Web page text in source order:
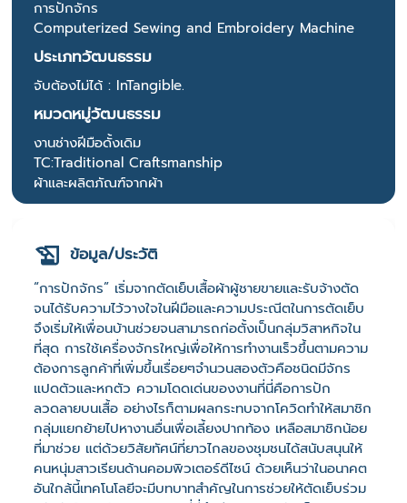
การปักจักร
Computerized Sewing and Embroidery Machine
ประเภทวัฒนธรรม
จับต้องไม่ได้ : InTangible.
หมวดหมู่วัฒนธรรม
งานช่างฝีมือดั้งเดิม
TC:Traditional Craftsmanship
ผ้าและผลิตภัณฑ์จากผ้า
ข้อมูล/ประวัติ
“การปักจักร” เริ่มจากตัดเย็บเสื้อผ้าผู้ชายขายและรับจ้างตัด
จนได้รับความไว้วางใจในฝีมือและความประณีตในการตัดเย็บ
จึงเริ่มให้เพื่อนบ้านช่วยจนสามารถก่อตั้งเป็นกลุ่มวิสาหกิจใน
ที่สุด การใช้เครื่องจักรใหญ่เพื่อให้การทำงานเร็วขึ้นตามความ
ต้องการลูกค้าที่เพิ่มขึ้นเรื่อยๆจำนวนสองตัวคือชนิดมีจักร
แปดตัวและหกตัว ความโดดเด่นของงานที่นี่คือการปัก
ลวดลายบนเสื้อ อย่างไรก็ตามผลกระทบจากโควิดทำให้สมาชิก
กลุ่มแยกย้ายไปหางานอื่นเพื่อเลี้ยงปากท้อง เหลือสมาชิกน้อย
ที่มาช่วย แต่ด้วยวิสัยทัศน์ที่ยาวไกลของชุมชนได้สนับสนุนให้
คนหนุ่มสาวเรียนด้านคอมพิวเตอร์ดีไซน์ ด้วยเห็นว่าในอนาคต
อันใกล้นี้เทคโนโลยีจะมีบทบาทสำคัญในการช่วยให้ตัดเย็บร่วม